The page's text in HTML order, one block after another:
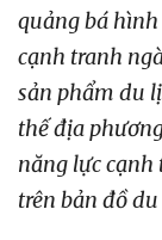
quảng bá
cạnh tranh
sản phẩm du
thế địa
năng lực cạnh
trên bản đồ